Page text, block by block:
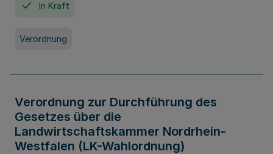
In Kraft
Verordnung
Verordnung zur Durchführung des
Gesetzes über die
Landwirtschaftskammer Nordrhein-
Westfalen (LK-Wahlordnung)